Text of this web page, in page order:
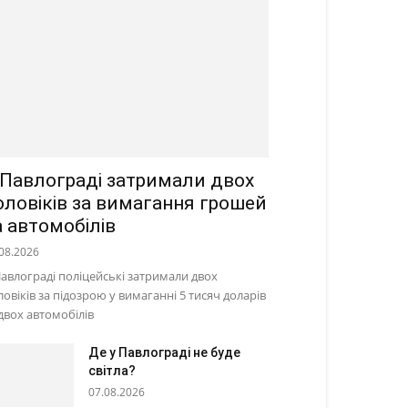
затримали двох
за вимагання грошей
автомобілів
поліцейські затримали двох
за підозрою у вимаганні 5 тисяч доларів
автомобілів
Де у Павлограді не буде
світла?
07.08.2026